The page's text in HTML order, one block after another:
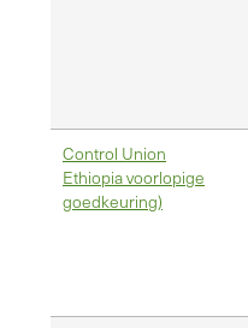
Control Union
Ethiopia voorlopige
goedkeuring)